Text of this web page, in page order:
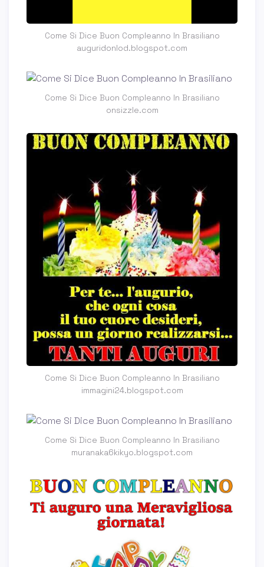
Come Si Dice Buon Compleanno In Brasiliano
auguridonlod.blogspot.com
Come Si Dice Buon Compleanno In Brasiliano
onsizzle.com
Come Si Dice Buon Compleanno In Brasiliano
immagini24.blogspot.com
Come Si Dice Buon Compleanno In Brasiliano
muranaka6kikyo.blogspot.com